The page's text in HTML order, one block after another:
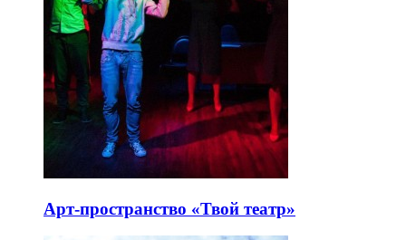
Арт-пространство «Твой театр»